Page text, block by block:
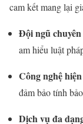
cam kết mang lại
Đội ngũ
am hiểu luật
Công nghệ
đảm bảo tính
Dịch vụ đa